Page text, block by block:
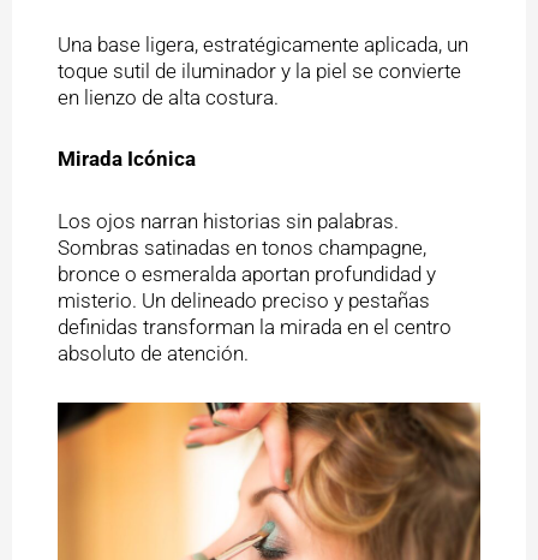
Una base ligera, estratégicamente aplicada, un
toque sutil de iluminador y la piel se convierte
en lienzo de alta costura.
Mirada Icónica
Los ojos narran historias sin palabras.
Sombras satinadas en tonos champagne,
bronce o esmeralda aportan profundidad y
misterio. Un delineado preciso y pestañas
definidas transforman la mirada en el centro
absoluto de atención.